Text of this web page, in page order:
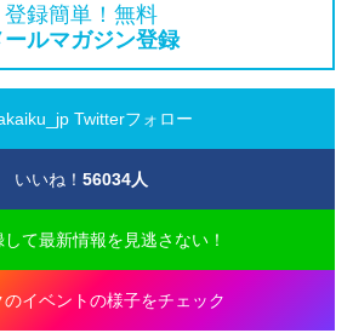
登録簡単！無料
ールマガジン登録
Twitterフォロー
いいね！ 56034人
て最新情報を見逃さない！
イベントの様子をチェック